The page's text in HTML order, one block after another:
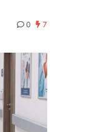
0 7